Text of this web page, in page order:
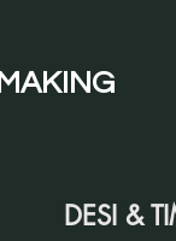
MAKING
DESI &